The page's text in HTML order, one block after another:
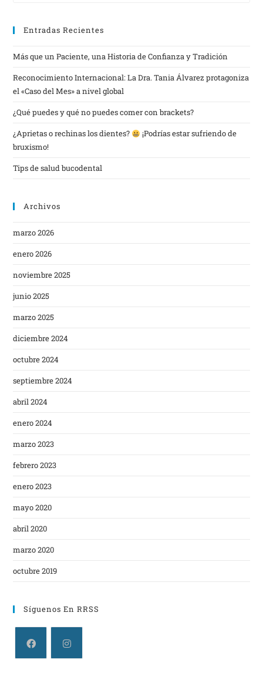
Entradas Recientes
Más que un Paciente, una Historia de Confianza y Tradición
Reconocimiento Internacional: La Dra. Tania Álvarez protagoniza
el «Caso del Mes» a nivel global
¿Qué puedes y qué no puedes comer con brackets?
¿Aprietas o rechinas los dientes?
¡Podrías estar sufriendo de
bruxismo!
Tips de salud bucodental
Archivos
marzo 2026
enero 2026
noviembre 2025
junio 2025
marzo 2025
diciembre 2024
octubre 2024
septiembre 2024
abril 2024
enero 2024
marzo 2023
febrero 2023
enero 2023
mayo 2020
abril 2020
marzo 2020
octubre 2019
Síguenos En RRSS